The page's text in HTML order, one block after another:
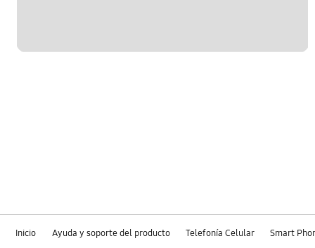
Inicio Ayuda y soporte del producto Telefonía Celular Smart